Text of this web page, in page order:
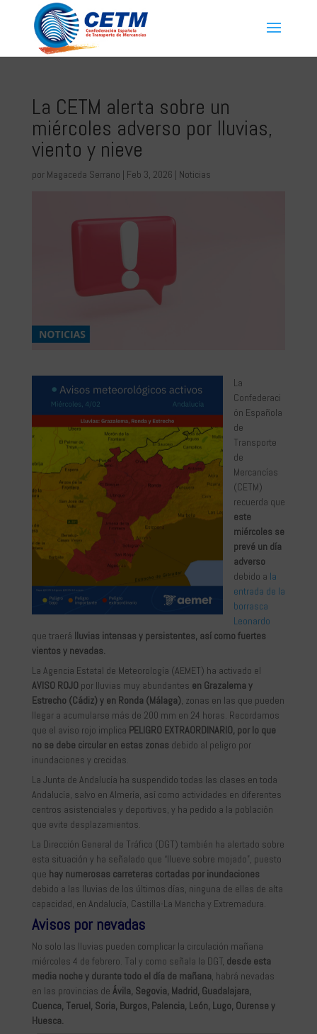
La CETM alerta sobre un
miércoles adverso por lluvias,
viento y nieve
por Magaceda Serrano | Feb 3, 2026 | Noticias
La
Confederaci
ón Española
de
Transporte
de
Mercancías
(CETM)
recuerda que
este
miércoles se
prevé un día
adverso
debido a la
entrada de la
borrasca
Leonardo
que traerá lluvias intensas y persistentes, así como fuertes
vientos y nevadas.
La Agencia Estatal de Meteorología (AEMET) ha activado el
AVISO ROJO por lluvias muy abundantes en Grazalema y
Estrecho (Cádiz) y en Ronda (Málaga), zonas en las que pueden
llegar a acumularse más de 200 mm en 24 horas. Recordamos
que el aviso rojo implica PELIGRO EXTRAORDINARIO, por lo que
no se debe circular en estas zonas debido al peligro por
inundaciones y crecidas.
La Junta de Andalucía ha suspendido todas las clases en toda
Andalucía, salvo en Almería, así como actividades en diferentes
centros asistenciales y deportivos, y ha pedido a la población
que evite desplazamientos.
La Dirección General de Tráfico (DGT) también ha alertado sobre
esta situación y ha señalado que “llueve sobre mojado”, puesto
que hay numerosas carreteras cortadas por inundaciones
debido a las lluvias de los últimos días, ninguna de ellas de alta
capacidad, en Andalucía, Castilla-La Mancha y Extremadura.
Avisos por nevadas
No solo las lluvias pueden complicar la circulación mañana
miércoles 4 de febrero. Tal y como señala la DGT, desde esta
media noche y durante todo el día de mañana, habrá nevadas
en las provincias de Ávila, Segovia, Madrid, Guadalajara,
Cuenca, Teruel, Soria, Burgos, Palencia, León, Lugo, Ourense y
Huesca.